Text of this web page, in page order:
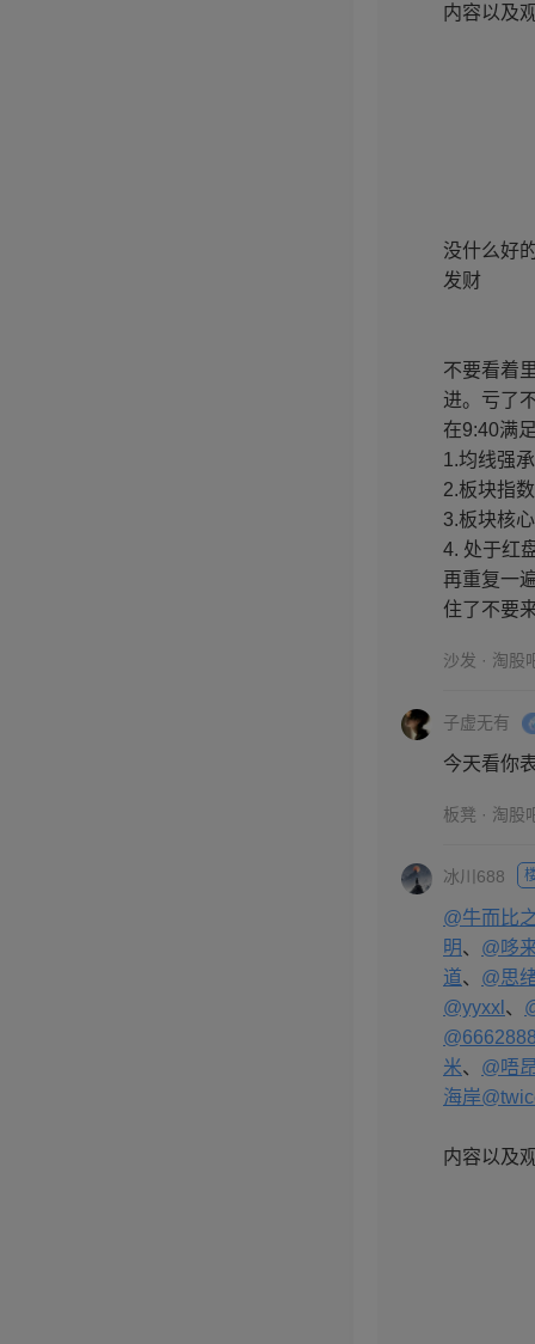
内容以及
没什么好
发财
不要看着
进。亏了
在9:40满
1.均线强
2.板块指
3.板块核
4. 处于红
再重复一
住了不要
沙发 · 淘股
子虚无有
今天看你
板凳 · 淘股
冰川688
@牛而比
明、 @哆
道、 @思
@yyxxl 、
米、 @唔
海岸
内容以及